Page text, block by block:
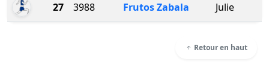
27 3988 Frutos Zabala Julie
Retour en haut